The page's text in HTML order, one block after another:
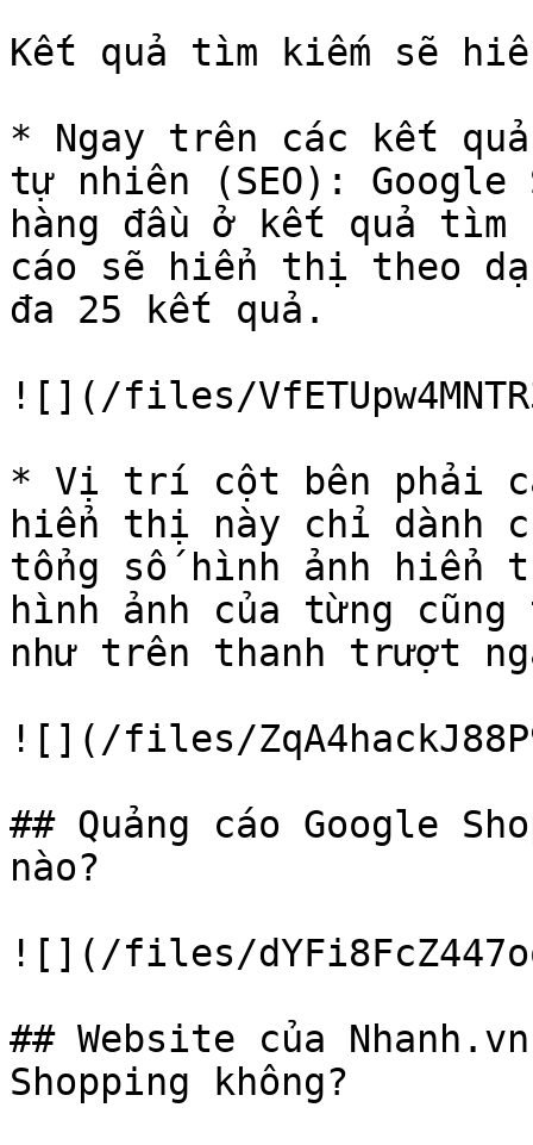
Kết quả tìm kiếm sẽ
* Ngay trên các kết quả
tự nhiên (SEO):
hàng đầu ở kết quả tìm
cáo sẽ hiển thị theo
đa 25 kết quả.
![](/files/
* Vị trí cột bên phải
hiển thị này chỉ dành
tổng số hình ảnh
hình ảnh của từng
như trên thanh trượt
![](/files/
## Quảng cáo Google
nào?
![](/files/
## Website của
Shopping không?